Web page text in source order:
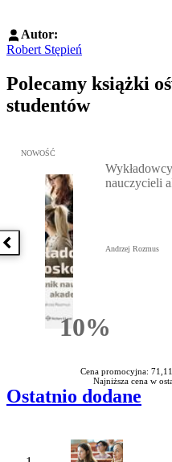
Autor:
Robert Stępień
Polecamy książki
studentów
Poprzednia książka
Przejdź do: Wykładowcy
NOWOŚĆ
10%Rabatu
nauczycieli
Andrzej Rozmus
Cena promocyjna: 71,11
Najniższa cena w
Ostatnio dodane